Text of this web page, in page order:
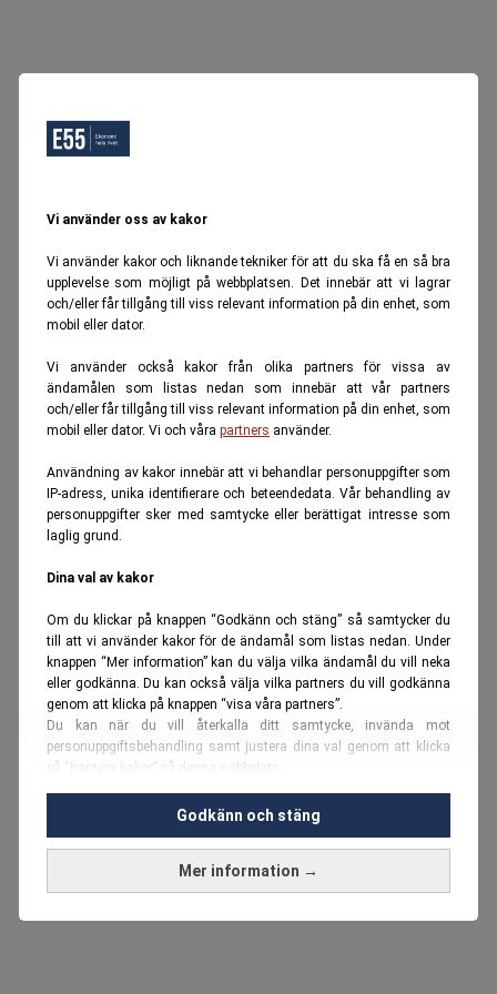
Vi använder oss av kakor
Vi använder kakor och liknande tekniker för att du ska få en så bra
upplevelse som möjligt på webbplatsen. Det innebär att vi lagrar
och/eller får tillgång till viss relevant information på din enhet, som
mobil eller dator.
Vi använder också kakor från olika partners för vissa av
ändamålen som listas nedan som innebär att vår partners
och/eller får tillgång till viss relevant information på din enhet, som
mobil eller dator. Vi och våra partners använder.
Användning av kakor innebär att vi behandlar personuppgifter som
IP-adress, unika identifierare och beteendedata. Vår behandling av
personuppgifter sker med samtycke eller berättigat intresse som
laglig grund.
Dina val av kakor
Om du klickar på knappen “Godkänn och stäng” så samtycker du
till att vi använder kakor för de ändamål som listas nedan. Under
knappen “Mer information” kan du välja vilka ändamål du vill neka
eller godkänna. Du kan också välja vilka partners du vill godkänna
genom att klicka på knappen “visa våra partners”.
Du kan när du vill återkalla ditt samtycke, invända mot
personuppgiftsbehandling samt justera dina val genom att klicka
på “hantera kakor” på denna webbplats.
Du kan fördjupa dig ytterligare i vårcookie-policy
Vi använder kakor och personuppgifter för dessa syften:
Nödvändiga cookies och liknande tekniker, anpassning av
Mer information →
Godkänn och stäng
Oops, Ett fel inträffade.